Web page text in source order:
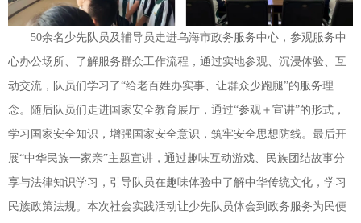
50余名少先队员及辅导员走进乌海市政务服务中心，参观服务中
心办公场所、了解服务群众工作流程，通过实地参观、沉浸体验、互
动交流，队员们学习了“给老百姓办实事、让群众少跑腿”的服务理
念。随后队员们走进国家安全教育展厅，通过“参观＋宣讲”的形式，
学习国家安全知识，增强国家安全意识，筑牢安全思想防线。最后开
展“中华民族一家亲”主题宣讲，通过趣味互动游戏、民族团结故事分
享与法律知识学习，引导队员在趣味体验中了解中华传统文化，学习
民族政策法规。本次社会实践活动让少先队员体会到政务服务为民便